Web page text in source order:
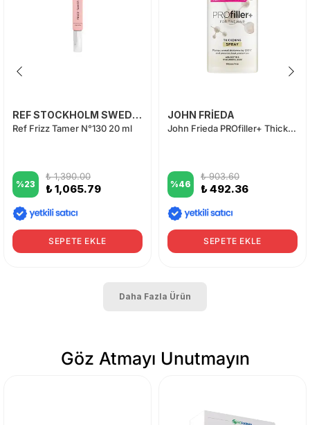
REF STOCKHOLM SWEDEN
Ref Frizz Tamer N°130 20 ml
%23
₺ 1,390.00
₺ 1,065.79
SEPETE EKLE
JOHN FRİEDA
John Frieda PROfiller+ Thickening Sprey
%46
₺ 903.60
₺ 492.36
SEPETE EKLE
Daha Fazla Ürün
Göz Atmayı Unutmayın